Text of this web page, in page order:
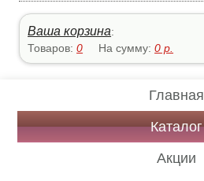
Ваша корзина:
Товаров:0 На сумму:0 р.
Главная
Каталог
Акции